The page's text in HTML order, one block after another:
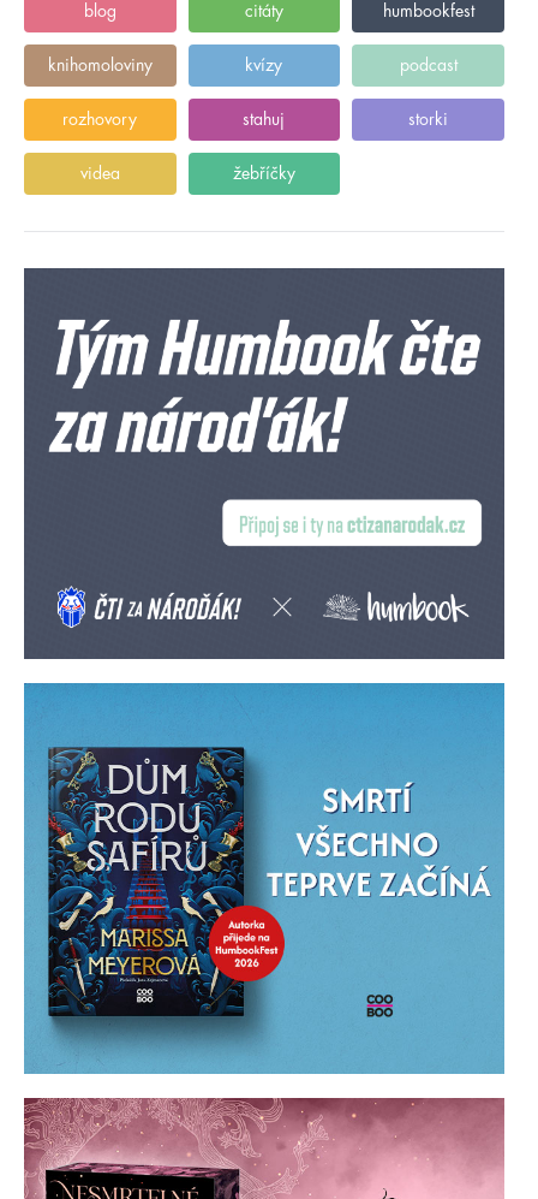
blog citáty humbookfest
knihomoloviny kvízy podcast
rozhovory stahuj storki
videa žebříčky